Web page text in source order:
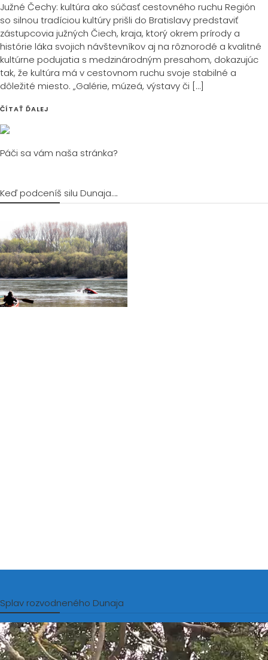
Južné Čechy: kultúra ako súčasť cestovného ruchu Región
so silnou tradíciou kultúry prišli do Bratislavy predstaviť
zástupcovia južných Čiech, kraja, ktorý okrem prírody a
histórie láka svojich návštevníkov aj na rôznorodé a kvalitné
kultúrne podujatia s medzinárodným presahom, dokazujúc
tak, že kultúra má v cestovnom ruchu svoje stabilné a
dôležité miesto. „Galérie, múzeá, výstavy či […]
ČÍTAŤ ĎALEJ
Páči sa vám naša stránka?
Keď podceníš silu Dunaja….
Splav rozvodneného Dunaja